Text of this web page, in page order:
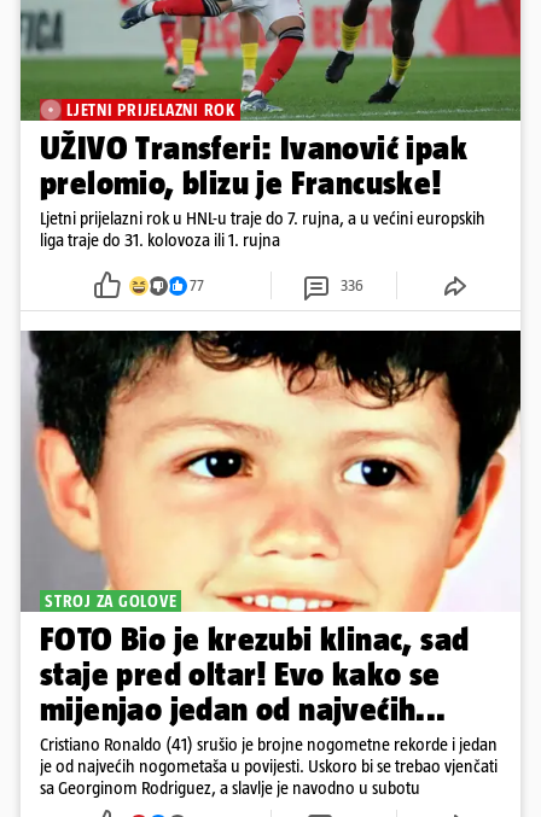
LJETNI PRIJELAZNI ROK
UŽIVO Transferi: Ivanović ipak
prelomio, blizu je Francuske!
Ljetni prijelazni rok u HNL-u traje do 7. rujna, a u većini europskih
liga traje do 31. kolovoza ili 1. rujna
77 336
STROJ ZA GOLOVE
FOTO Bio je krezubi klinac, sad
staje pred oltar! Evo kako se
mijenjao jedan od najvećih...
Cristiano Ronaldo (41) srušio je brojne nogometne rekorde i jedan
je od najvećih nogometaša u povijesti. Uskoro bi se trebao vjenčati
sa Georginom Rodriguez, a slavlje je navodno u subotu